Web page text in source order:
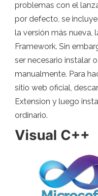
problemas con el
por defecto, se
la versión más nueva,
Framework. Sin
ser necesario instalar
manualmente. Para
sitio web oficial,
Extension y luego
ordinario.
Visual C++